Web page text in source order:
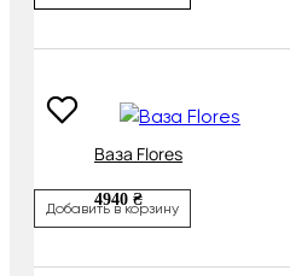
Ваза Flores
4940 ₴
Добавить в корзину